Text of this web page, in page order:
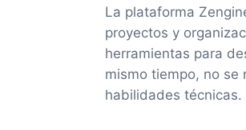
La plataforma
proyectos y
herramientas para
mismo tiempo, no se
habilidades técnicas.